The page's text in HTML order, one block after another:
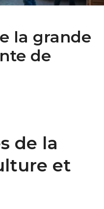
la grande
de
de la
et